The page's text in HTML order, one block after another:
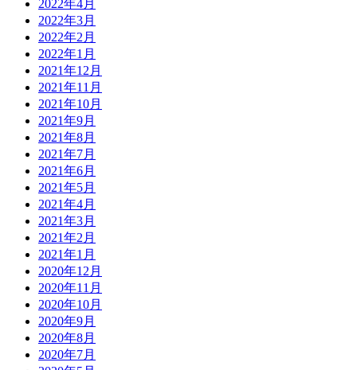
2022年4月
2022年3月
2022年2月
2022年1月
2021年12月
2021年11月
2021年10月
2021年9月
2021年8月
2021年7月
2021年6月
2021年5月
2021年4月
2021年3月
2021年2月
2021年1月
2020年12月
2020年11月
2020年10月
2020年9月
2020年8月
2020年7月